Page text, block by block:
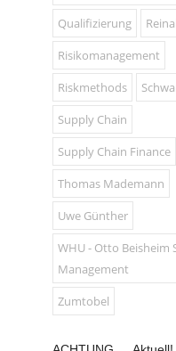
Qualifizierung
Risikomanagement
Riskmethods
Supply Chain
Supply Chain Finance
Thomas Mademann
Uwe Günther
WHU - Otto Beisheim
Management
Zumtobel